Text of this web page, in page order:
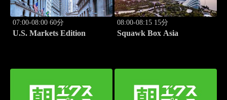
07:00-08:00 60分
U.S. Markets Edition
08:00-08:15 15分
Squawk Box Asia